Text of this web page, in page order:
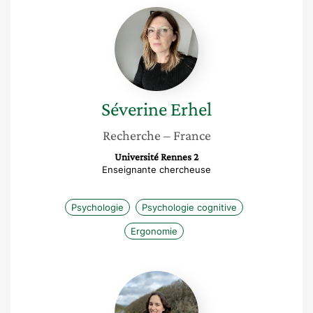
Séverine
Erhel
SéverineErhel
Recherche – France
Université Rennes 2
Enseignante chercheuse
Psychologie Psychologie cognitive
Ergonomie
Melusine
Boon-
Falleur